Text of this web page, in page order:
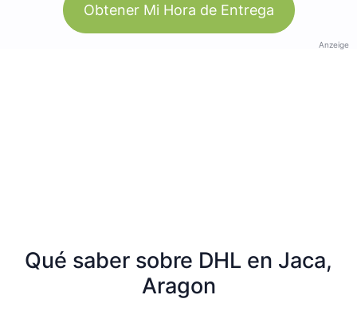
Obtener Mi Hora de Entrega
Anzeige
Qué saber sobre DHL en Jaca,
Aragon